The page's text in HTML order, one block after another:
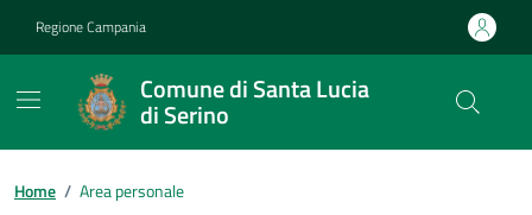
Regione Campania
Comune di Santa Lucia
di Serino
Home / Area personale